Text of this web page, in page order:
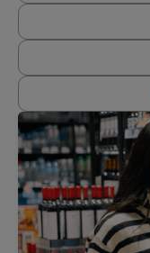
案例研究
报告
欧洲
全球
中东
北美
澳大利亚
孟加拉国
玻利维亚
巴西
中美洲
智利
哥伦比亚
英语
法语
韩语
葡萄牙语
西班牙语
美妆样组
服饰样组
户外广告面板
汽油面板
购买样组
消费者行为分析
营销效果
PanelVoice
细分